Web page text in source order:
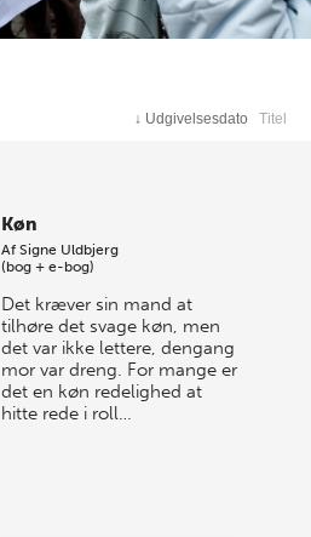
↓ Udgivelsesdato Titel
Køn
AfSigne Uldbjerg
(bog + e-bog)
Det kræver sin mand at
tilhøre det svage køn, men
det var ikke lettere, dengang
mor var dreng. For mange er
det en køn redelighed at
hitte rede i roll…